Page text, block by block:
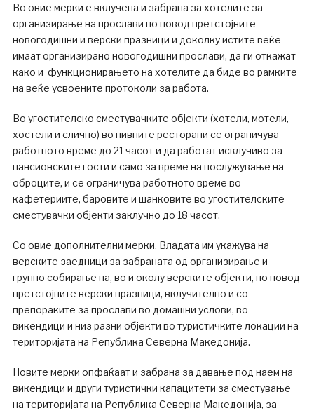
Во овие мерки е вклучена и забрана за хотелите за
организирање на прослави по повод претстојните
новогодишни и верски празници и доколку истите веќе
имаат организирано новогодишни прослави, да ги откажат
како и функционирањето на хотелите да биде во рамките
на веќе усвоените протоколи за работа.
Во угостителско сместувачките објекти (хотели, мотели,
хостели и слично) во нивните ресторани се ограничува
работното време до 21 часот и да работат исклучиво за
пансионските гости и само за време на послужување на
оброците, и се ограничува работното време во
кафетериите, баровите и шанковите во угостителските
сместувачки објекти заклучно до 18 часот.
Со овие дополнителни мерки, Владата им укажува на
верските заедници за забраната од организирање и
групно собирање на, во и околу верските објекти, по повод
претстојните верски празници, вклучително и со
препораките за прослави во домашни услови, во
викендици и низ разни објекти во туристичките локации на
територијата на Република Северна Македонија.
Новите мерки опфаќаат и забрана за давање под наем на
викендици и други туристички капацитети за сместување
на територијата на Република Северна Македонија, за